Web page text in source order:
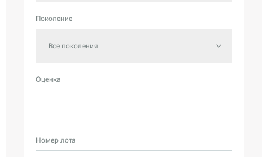
Поколение
Все поколения
Оценка
Номер лота